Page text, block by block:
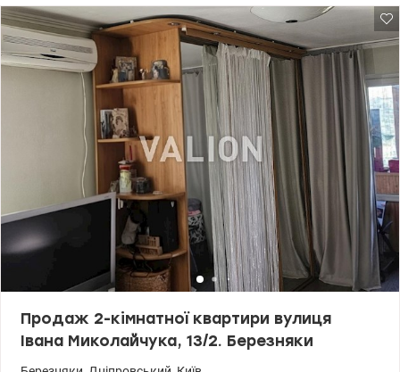
на свіжому повітрі. Ціна 48000 у.о. Марина 0505077158, valion.ua
/1154658
Продаж 2-кімнатної квартири вулиця
Івана Миколайчука, 13/2. Березняки